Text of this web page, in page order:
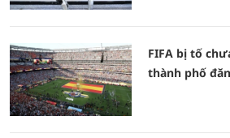
FIFA bị tố
thành phố